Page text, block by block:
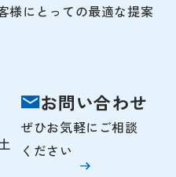
様にとっての最適な提案
お問い合わせ
ぜひお気軽にご相談
ください